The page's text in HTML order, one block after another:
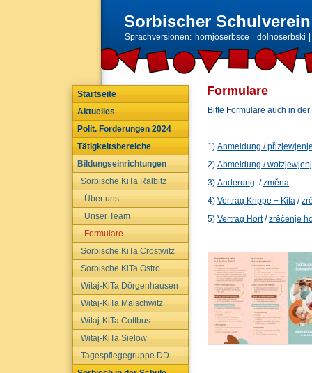
Formulare
Bitte Formulare auch in
1) Anmeldung /
2) Abmeldung /
3) Änderung /změna
4) Vertrag Krippe + Kita /
5) Vertrag Hort/zrěčenje
Sorbischer Schulverein
Sprachversionen: hornjoserbsce dolnoserbski
Startseite
Aktuelles
Polit. Forderungen 2024
Tätigkeitsbereiche
Bildungseinrichtungen
Sorbische KiTa Ralbitz
Über uns
Unser Team
Formulare
Sorbische KiTa Crostwitz
Sorbische KiTa Ostro
Witaj-KiTa Dörgenhausen
Witaj-KiTa Malschwitz
Witaj-KiTa Cottbus
Witaj-KiTa Sielow
Tagespflegegruppe DD